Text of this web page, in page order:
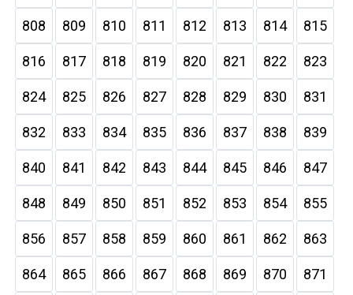
808 809 810 811 812 813 814 815
816 817 818 819 820 821 822 823
824 825 826 827 828 829 830 831
832 833 834 835 836 837 838 839
840 841 842 843 844 845 846 847
848 849 850 851 852 853 854 855
856 857 858 859 860 861 862 863
864 865 866 867 868 869 870 871